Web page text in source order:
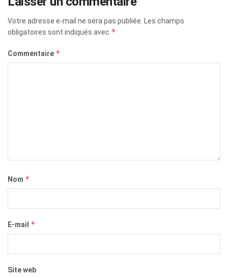
Votre adresse e-mail ne sera pas publiée.
Les champs
obligatoires sont indiqués avec *
Commentaire *
Nom *
E-mail *
Site web